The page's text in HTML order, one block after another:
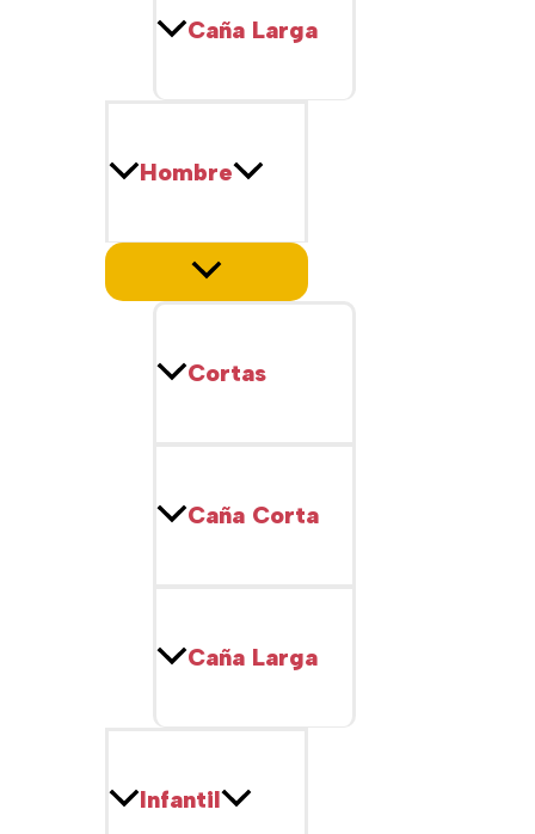
Caña Larga
Hombre
Cortas
Caña Corta
Caña Larga
Infantil